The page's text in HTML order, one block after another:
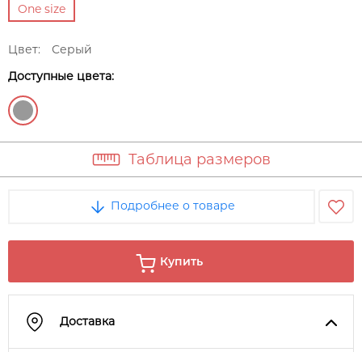
One size
Цвет:
Серый
Доступные цвета:
Таблица размеров
Подробнее о товаре
Купить
Доставка